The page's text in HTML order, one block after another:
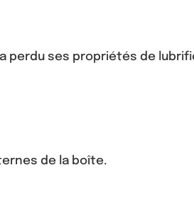
perdu ses propriétés de
de la boîte.